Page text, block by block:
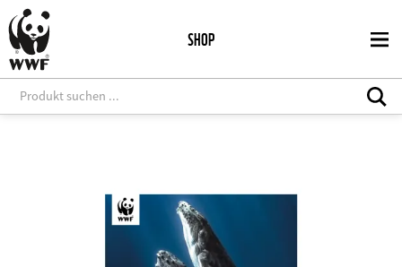
Direkt
zum
Inhalt
SHOP